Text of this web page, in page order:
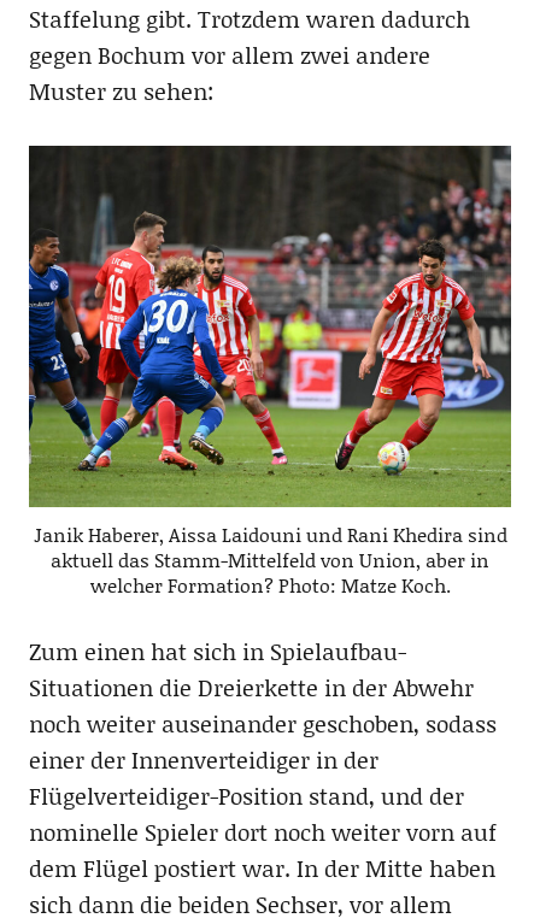
Staffelung gibt. Trotzdem waren dadurch
gegen Bochum vor allem zwei andere
Muster zu sehen:
Janik Haberer, Aissa Laidouni und Rani Khedira sind
aktuell das Stamm-Mittelfeld von Union, aber in
welcher Formation? Photo: Matze Koch.
Zum einen hat sich in Spielaufbau-
Situationen die Dreierkette in der Abwehr
noch weiter auseinander geschoben, sodass
einer der Innenverteidiger in der
Flügelverteidiger-Position stand, und der
nominelle Spieler dort noch weiter vorn auf
dem Flügel postiert war. In der Mitte haben
sich dann die beiden Sechser, vor allem